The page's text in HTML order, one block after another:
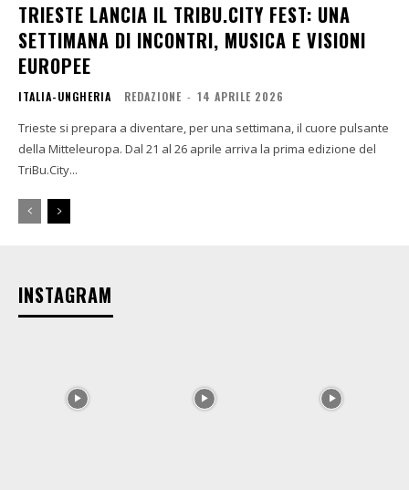
TRIESTE LANCIA IL TRIBU.CITY FEST: UNA
SETTIMANA DI INCONTRI, MUSICA E VISIONI
EUROPEE
ITALIA-UNGHERIA REDAZIONE - 14 APRILE 2026
Trieste si prepara a diventare, per una settimana, il cuore pulsante
della Mitteleuropa. Dal 21 al 26 aprile arriva la prima edizione del
TriBu.City...
INSTAGRAM